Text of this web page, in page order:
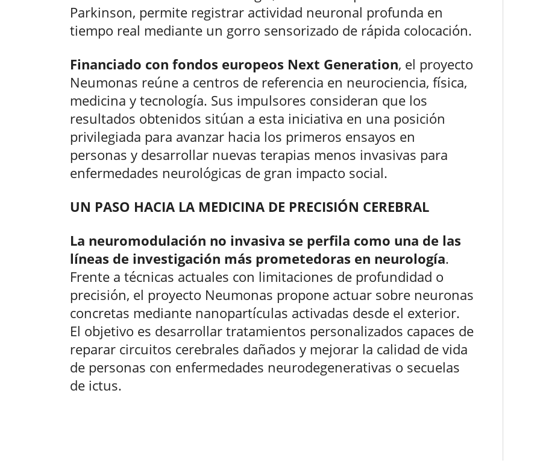
Parkinson, permite registrar actividad neuronal profunda en
tiempo real mediante un gorro sensorizado de rápida colocación.
Financiado con fondos europeos Next Generation, el proyecto
Neumonas reúne a centros de referencia en neurociencia, física,
medicina y tecnología. Sus impulsores consideran que los
resultados obtenidos sitúan a esta iniciativa en una posición
privilegiada para avanzar hacia los primeros ensayos en
personas y desarrollar nuevas terapias menos invasivas para
enfermedades neurológicas de gran impacto social.
UN PASO HACIA LA MEDICINA DE PRECISIÓN CEREBRAL
La neuromodulación no invasiva se perfila como una de las
líneas de investigación más prometedoras en neurología.
Frente a técnicas actuales con limitaciones de profundidad o
precisión, el proyecto Neumonas propone actuar sobre neuronas
concretas mediante nanopartículas activadas desde el exterior.
El objetivo es desarrollar tratamientos personalizados capaces de
reparar circuitos cerebrales dañados y mejorar la calidad de vida
de personas con enfermedades neurodegenerativas o secuelas
de ictus.